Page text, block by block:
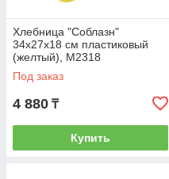
Хлебница "Соблазн"
34х27х18 см пластиковый
(желтый), М2318
Под заказ
4 880 ₸
Купить